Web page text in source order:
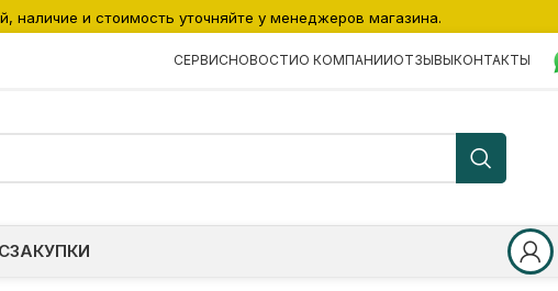
СЕРВИСНОВОСТИО КОМПАНИИОТЗЫВЫКОНТАКТЫ
наличие и стоимость уточняйте у менеджеров магазина.